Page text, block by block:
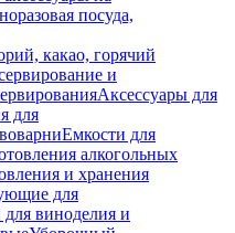
посуда,
какао, горячий
и
Аксессуары для
для
Емкости для
алкогольных
и хранения
для
виноделия и